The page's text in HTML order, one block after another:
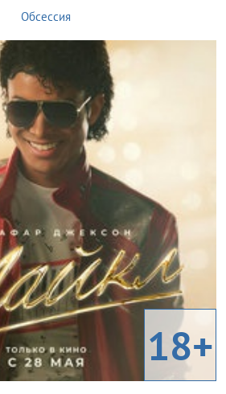
Обсессия
18+